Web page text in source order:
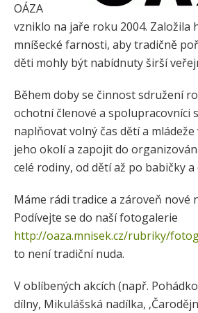
OÁZA
vzniklo na jaře roku 2004. Založila
mníšecké farnosti, aby tradičně
děti mohly být nabídnuty širší
Během doby se činnost sdružení
ochotní členové a spolupracovníci
naplňovat volný čas dětí a
jeho okolí a zapojit do
celé rodiny, od dětí až po babičky a
Máme rádi tradice a zároveň nové
Podívejte se do naší fotogalerie
http://oaza.mnisek.cz/rubriky/
to není tradiční nuda.
V oblíbených akcích (např.
dílny, Mikulášská nadílka,